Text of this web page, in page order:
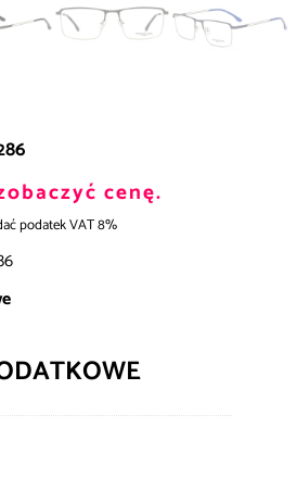
cenę.
podatek VAT 8%